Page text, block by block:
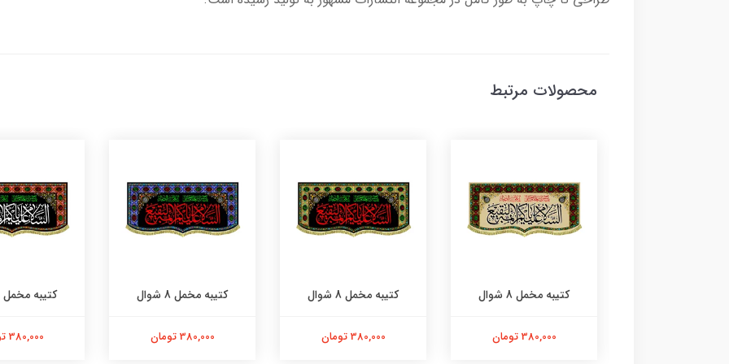
محصولات مرتبط
کتیبه مخمل 8 شوال
380,000 تومان
کتیبه مخمل 8 شوال
380,000 تومان
کتیبه مخمل 8 شوال
380,000 تومان
کتیبه مخمل 8 شوال
380,000 تومان